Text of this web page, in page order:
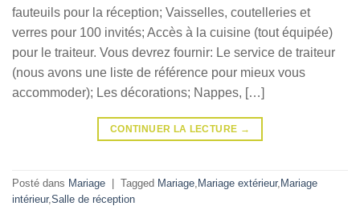
fauteuils pour la réception; Vaisselles, coutelleries et
verres pour 100 invités; Accès à la cuisine (tout équipée)
pour le traiteur. Vous devrez fournir: Le service de traiteur
(nous avons une liste de référence pour mieux vous
accommoder); Les décorations; Nappes, […]
CONTINUER LA LECTURE →
Posté dans Mariage Tagged Mariage Mariage extérieur, Mariage
intérieur, Salle de réception